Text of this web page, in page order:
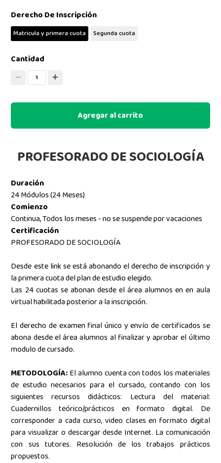
Derecho De Inscripción
Matricula y primera cuota Segunda cuota
Cantidad
1
Agregar al carrito
PROFESORADO DE SOCIOLOGÍA
Duración
24 Módulos (24 Meses)
Comienzo
Continua, Todos los meses - no se suspende por vacaciones
Certificación
PROFESORADO DE SOCIOLOGÍA
Desde este link se está abonando el derecho de inscripción y
la primera cuota del plan de estudio elegido.
Las 24 cuotas se abonan desde el área alumnos en en aula
virtual habilitada posterior a la inscripción.
El derecho de examen final único y envío de certificados se
abona desde el área alumnos al finalizar y aprobar el último
modulo de cursado.
METODOLOGÍA: El alumno cuenta con todos los materiales
de estudio necesarios para el cursado, contando con los
siguientes recursos didácticos: Lectura del material:
Cuadernillos teórico/prácticos en formato digital. De
corresponder a cada curso, video clases en formato digital
para visualizar o descargar desde Internet. La comunicación
con sus tutores. Resolución de los trabajos prácticos
propuestos.